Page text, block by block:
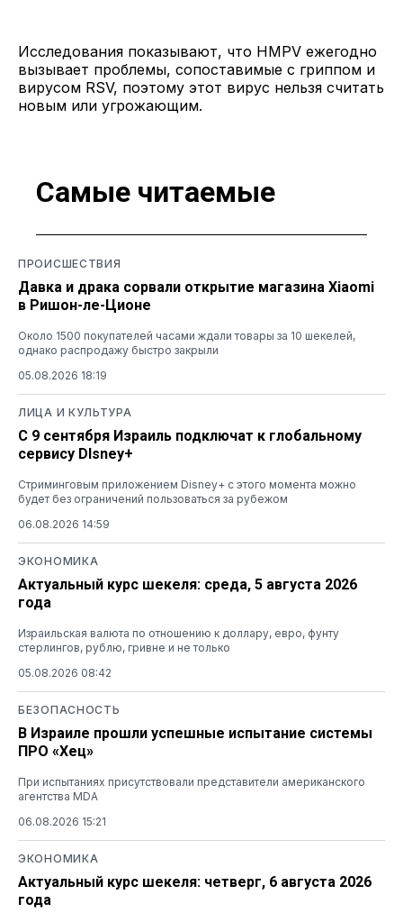
Исследования показывают, что HMPV ежегодно
вызывает проблемы, сопоставимые с гриппом и
вирусом RSV, поэтому этот вирус нельзя считать
новым или угрожающим.
Самые читаемые
ПРОИСШЕСТВИЯ
Давка и драка сорвали открытие магазина Xiaomi
в Ришон-ле-Ционе
Около 1500 покупателей часами ждали товары за 10 шекелей,
однако распродажу быстро закрыли
05.08.2026 18:19
ЛИЦА И КУЛЬТУРА
С 9 сентября Израиль подключат к глобальному
сервису DIsney+
Стриминговым приложением Disney+ с этого момента можно
будет без ограничений пользоваться за рубежом
06.08.2026 14:59
ЭКОНОМИКА
Актуальный курс шекеля: среда, 5 августа 2026
года
Израильская валюта по отношению к доллару, евро, фунту
стерлингов, рублю, гривне и не только
05.08.2026 08:42
БЕЗОПАСНОСТЬ
В Израиле прошли успешные испытание системы
ПРО «Хец»
При испытаниях присутствовали представители американского
агентства MDA
06.08.2026 15:21
ЭКОНОМИКА
Актуальный курс шекеля: четверг, 6 августа 2026
года